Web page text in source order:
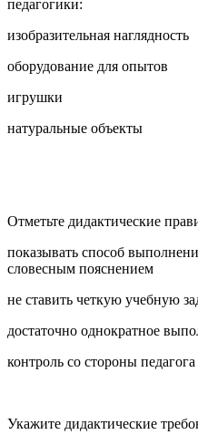
педагогики:
изобразительная наглядность
оборудование для опытов
игрушки
натуральные объекты
Отметьте дидактические
показывать способ
словесным пояснением
не ставить четкую учебную
достаточно однократное
контроль со стороны педагога
Укажите дидактические